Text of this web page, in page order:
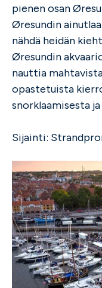
pienen osan
Øresundin
nähdä heidän
Øresundin
nauttia
opastetuista
snorklaamisesta
Sijainti: